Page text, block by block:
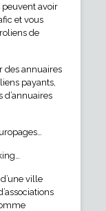
peuvent avoir
et vous
de
des annuaires
payants,
d’annuaires
ville